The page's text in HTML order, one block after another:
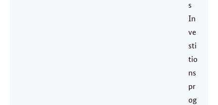
s
In
ve
sti
tio
ns
pr
og